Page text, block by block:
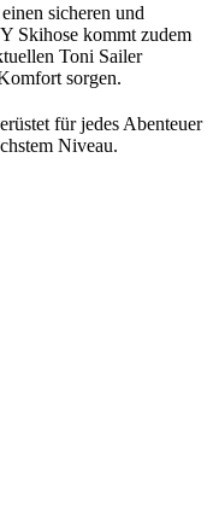
sicheren und
Skihose kommt zudem
Toni Sailer
sorgen.
für jedes Abenteuer
Niveau.